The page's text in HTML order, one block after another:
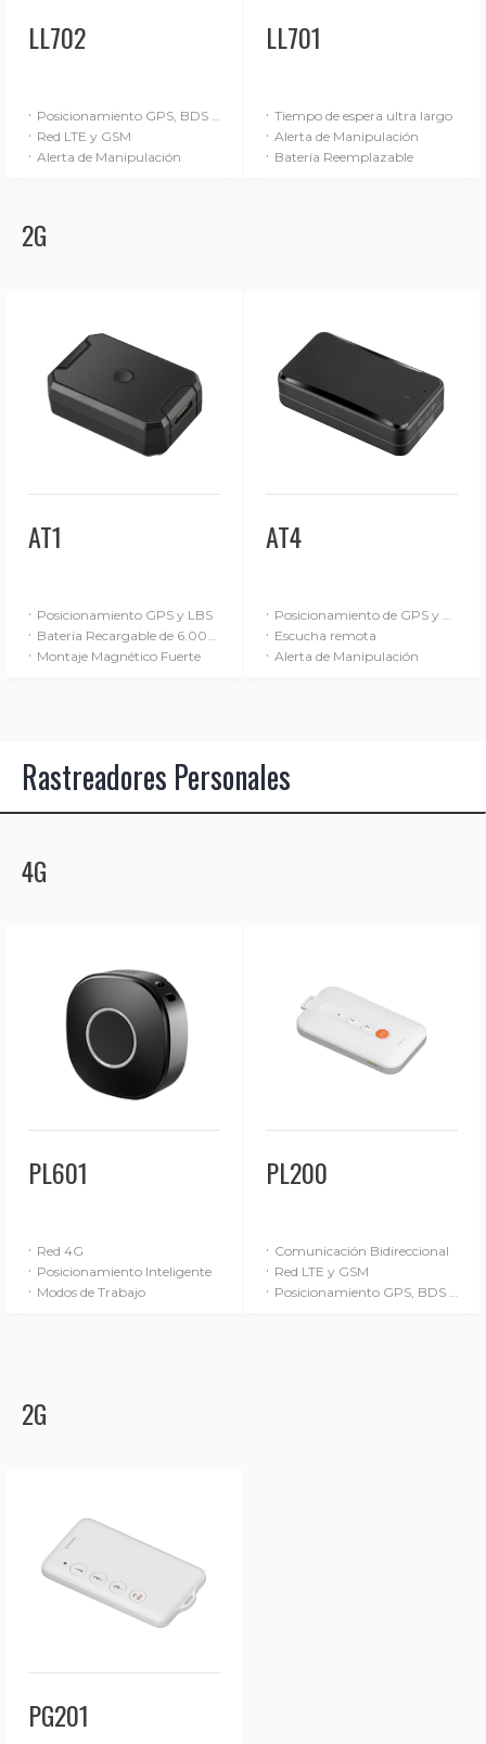
LL702
· Posicionamiento GPS, BDS y LBS
· Red LTE y GSM
· Alerta de Manipulación
LL701
· Tiempo de espera ultra largo
· Alerta de Manipulación
· Batería Reemplazable
2G
AT1
· Posicionamiento GPS y LBS
· Batería Recargable de 6.000 mAh
· Montaje Magnético Fuerte
AT4
· Posicionamiento de GPS y LBS
· Escucha remota
· Alerta de Manipulación
Rastreadores Personales
4G
PL601
· Red 4G
· Posicionamiento Inteligente
· Modos de Trabajo
PL200
· Comunicación Bidireccional
· Red LTE y GSM
· Posicionamiento GPS, BDS y LBS
2G
PG201